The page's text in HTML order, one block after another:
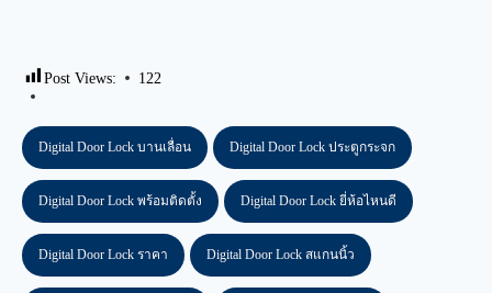
Post Views: 122
Digital Door Lock บานเลื่อน Digital Door Lock ประตูกระจก
Digital Door Lock พร้อมติดตั้ง Digital Door Lock ยี่ห้อไหนดี
Digital Door Lock ราคา Digital Door Lock สแกนนิ้ว